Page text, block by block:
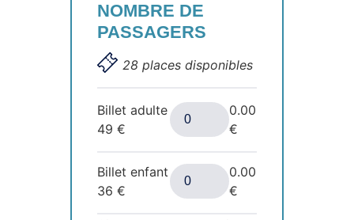
NOMBRE DE
PASSAGERS
28 places disponibles
Billet adulte
49€
0.00
€
Billet enfant
36€
0.00
€